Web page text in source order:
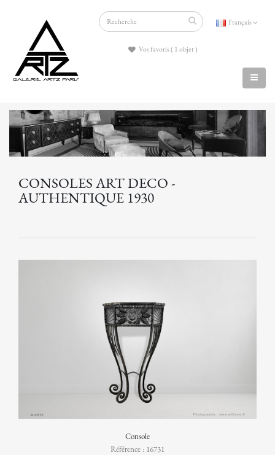
Français
Vos favoris ( 1 objet )
CONSOLES ART DECO -
AUTHENTIQUE 1930
Console
Référence : 16731